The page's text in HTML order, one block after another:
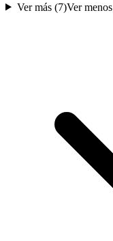
Ver más (7)Ver menos